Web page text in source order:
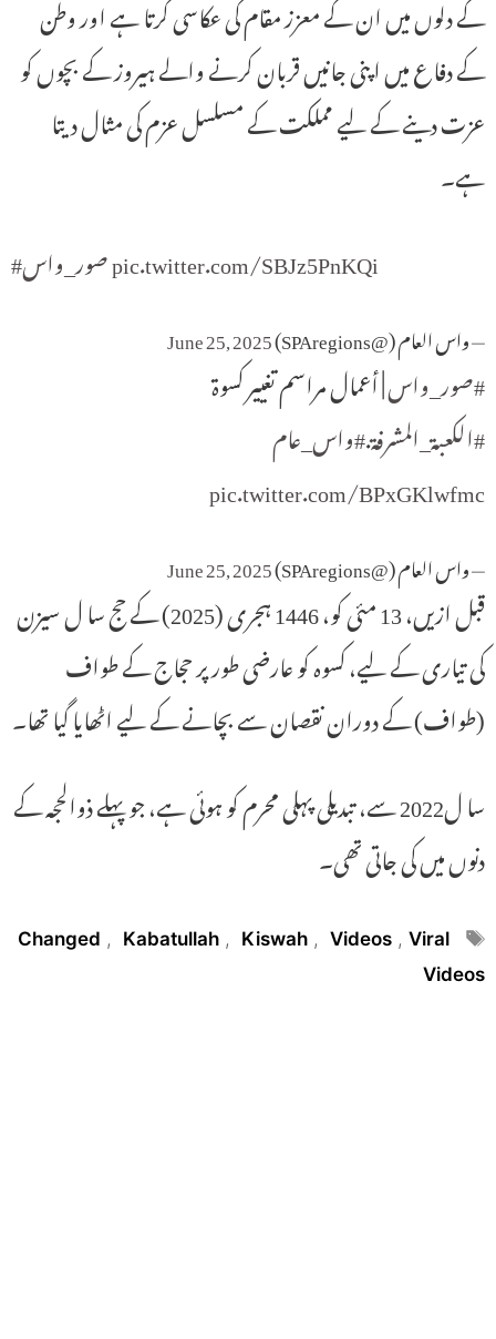
کے دلوں میں ان کے معزز مقام کی عکاسی کرتا ہے اور وطن
کے دفاع میں اپنی جانیں قربان کرنے والے ہیروز کے بچوں کو
عزت دینے کے لیے مملکت کے مسلسل عزم کی مثال دیتا
ہے۔
#صور_واسpic.twitter.com/SBJz5PnKQi
— واس العام (@SPAregions) June 25, 2025
#صور_واس| أعمال مراسم تغيير كسوة
#الكعبة_المشرفة.#واس_عام
pic.twitter.com/BPxGKlwfmc
— واس العام (@SPAregions) June 25, 2025
قبل ازیں، 13 مئی کو، 1446 ہجری (2025) کے حج سا ل سیزن
کی تیاری کے لیے، کسوہ کو عارضی طور پر حجاج کے طواف
(طواف) کے دوران نقصان سے بچانے کے لیے اٹھایا گیا تھا۔
سا ل2022 سے، تبدیلی پہلی محرم کو ہوئی ہے، جو پہلے ذوالحجہ کے
دنوں میں کی جاتی تھی۔
Tags
Changed , Kabatullah , Kiswah , Videos , Viral
Videos